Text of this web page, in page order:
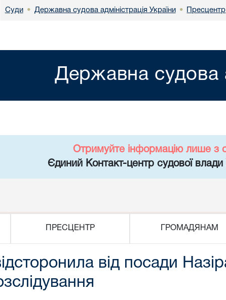
Суди • Державна судова адміністрація України • Пресцентр
Державна судова
Отримуйте інформацію лише з
Єдиний Контакт-центр судової
ПРЕСЦЕНТР ГРОМАДЯНАМ
від посади